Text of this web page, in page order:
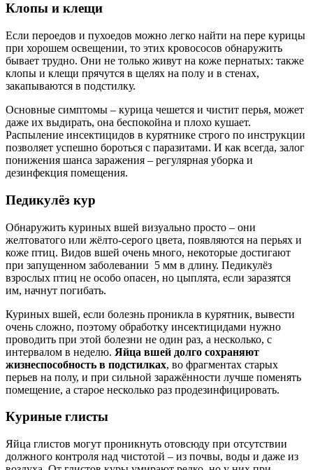
Клопы и клещи
Если пероедов и пухоедов можно легко найти на пере курицы
при хорошем освещении, то этих кровососов обнаружить
бывает трудно. Они не только живут на коже пернатых: также
клопы и клещи прячутся в щелях на полу и в стенах,
закапываются в подстилку.
Основные симптомы – курица чешется и чистит перья, может
даже их выдирать, она беспокойна и плохо кушает.
Распыление инсектицидов в курятнике строго по инструкции
позволяет успешно бороться с паразитами. И как всегда, залог
понижения шанса заражения – регулярная уборка и
дезинфекция помещения.
Педикулёз кур
Обнаружить куриных вшей визуально просто – они
желтоватого или жёлто-серого цвета, появляются на перьях и
коже птиц. Видов вшей очень много, некоторые достигают
при запущенном заболевании 5 мм в длину. Педикулёз
взрослых птиц не особо опасен, но цыплята, если заразятся
им, начнут погибать.
Куриных вшей, если болезнь проникла в курятник, вывести
очень сложно, поэтому обработку инсектицидами нужно
проводить при этой болезни не один раз, а несколько, с
интервалом в неделю. Яйца вшей долго сохраняют
жизнеспособность в подстилках, во фрагментах старых
перьев на полу, и при сильной заражённости лучше поменять
помещение, а старое несколько раз продезинфицировать.
Куриные глисты
Яйца глистов могут проникнуть отовсюду при отсутствии
должного контроля над чистотой – из почвы, воды и даже из